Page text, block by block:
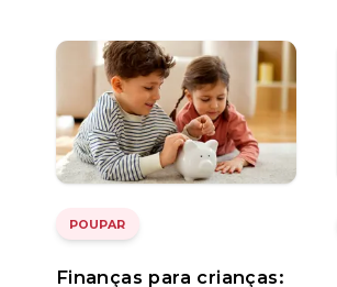
POUPAR
Finanças para crianças: